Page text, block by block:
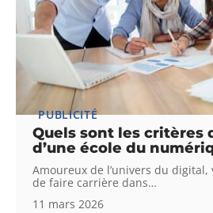
PUBLICITÉ
Quels sont les critères
d’une école du
Amoureux de l’univers du digital,
de faire carrière dans…
11 mars 2026